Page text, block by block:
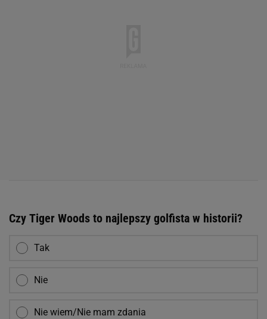
Czy Tiger Woods to najlepszy golfista w historii?
Tak
Nie
Nie wiem/Nie mam zdania